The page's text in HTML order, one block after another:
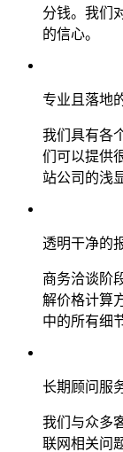
分钱。我们
的信心。
专业且落地
我们具有各
们可以提供
站公司的浅
透明干净的
商务洽谈阶
解价格计算
中的所有细
长期顾问服
我们与众多
联网相关问